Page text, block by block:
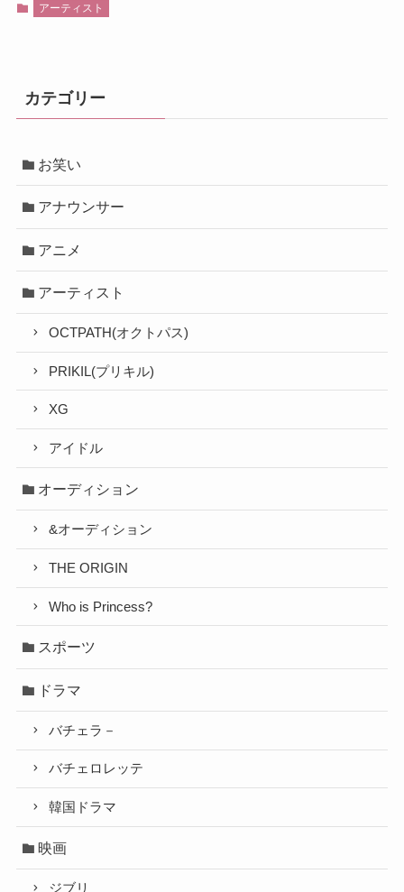
アーティスト
カテゴリー
お笑い
アナウンサー
アニメ
アーティスト
OCTPATH(オクトパス)
PRIKIL(プリキル)
XG
アイドル
オーディション
&オーディション
THE ORIGIN
Who is Princess?
スポーツ
ドラマ
バチェラ－
バチェロレッテ
韓国ドラマ
映画
ジブリ